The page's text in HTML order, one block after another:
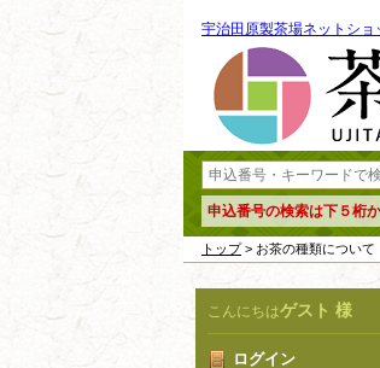
宇治田原製茶場ネットショ
申込番号の検索は下５桁
トップ> お茶の種類について
こんにちはゲスト 様
ログイン